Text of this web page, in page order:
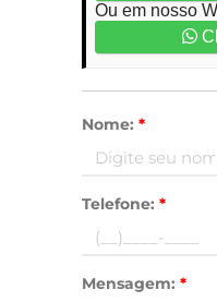
Ou em nosso
Nome: *
Telefone: *
Mensagem: *